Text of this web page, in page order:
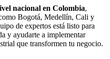
nacional en Colombia,
Bogotá, Medellín, Cali y
de expertos está listo para
y ayudarte a implementar
que transformen tu negocio.